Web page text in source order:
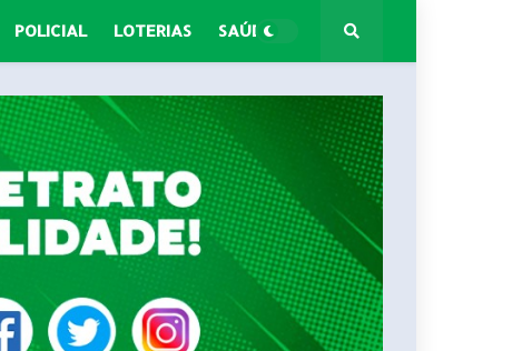
POLICIAL LOTERIAS SAÚDE